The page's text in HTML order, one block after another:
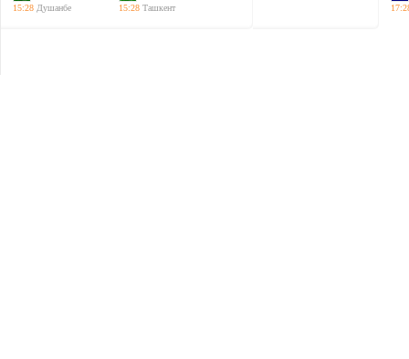
15:28 Душанбе
15:28 Ташкент